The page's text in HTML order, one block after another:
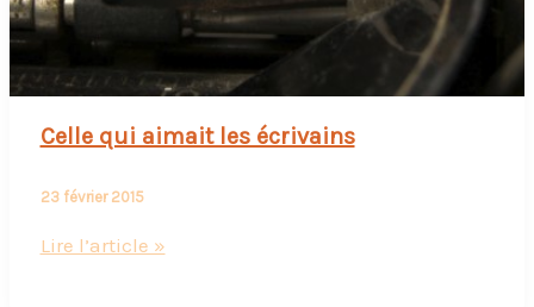
Celle qui aimait les écrivains
23 février 2015
Celle
Lire l’article »